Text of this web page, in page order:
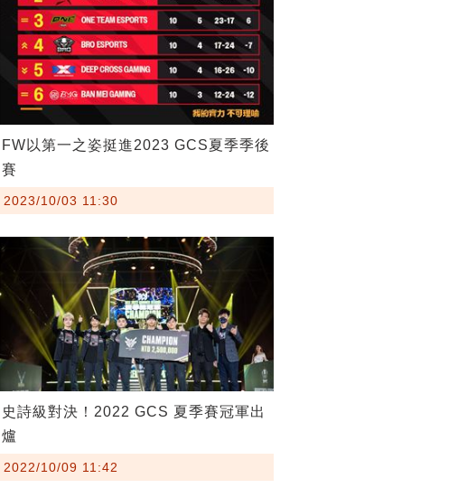
FW以第一之姿挺進2023 GCS夏季季後
賽
2023/10/03 11:30
史詩級對決！2022 GCS 夏季賽冠軍出
爐
2022/10/09 11:42